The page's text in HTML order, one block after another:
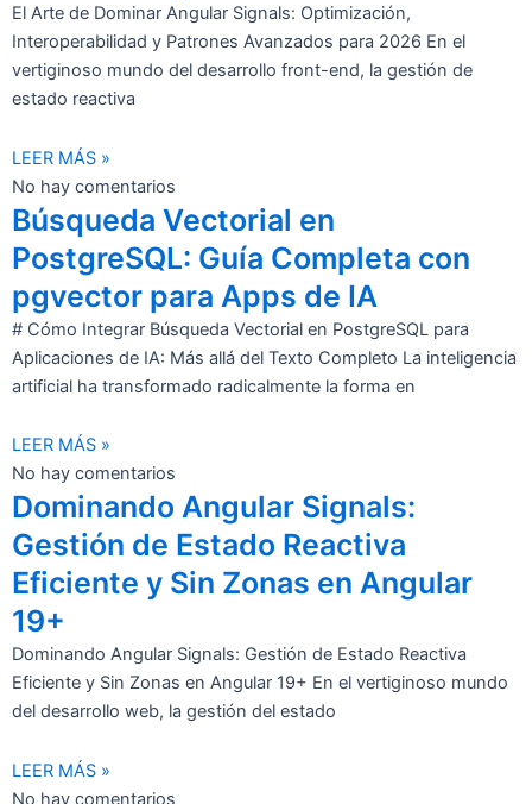
El Arte de Dominar Angular Signals: Optimización,
Interoperabilidad y Patrones Avanzados para 2026 En el
vertiginoso mundo del desarrollo front-end, la gestión de
estado reactiva
LEER MÁS »
No hay comentarios
Búsqueda Vectorial en
PostgreSQL: Guía Completa con
pgvector para Apps de IA
# Cómo Integrar Búsqueda Vectorial en PostgreSQL para
Aplicaciones de IA: Más allá del Texto Completo La inteligencia
artificial ha transformado radicalmente la forma en
LEER MÁS »
No hay comentarios
Dominando Angular Signals:
Gestión de Estado Reactiva
Eficiente y Sin Zonas en Angular
19+
Dominando Angular Signals: Gestión de Estado Reactiva
Eficiente y Sin Zonas en Angular 19+ En el vertiginoso mundo
del desarrollo web, la gestión del estado
LEER MÁS »
No hay comentarios